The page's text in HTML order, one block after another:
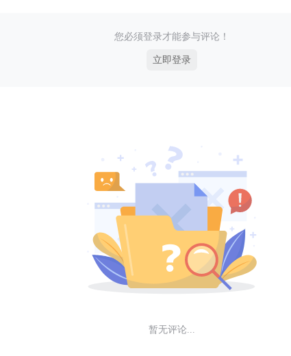
您必须登录才能参与评论！
立即登录
暂无评论...